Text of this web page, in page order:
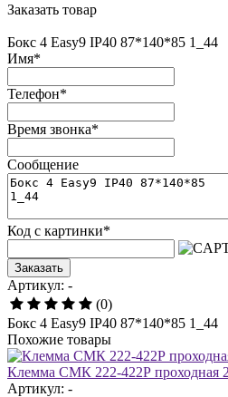
Заказать товар
Бокс 4 Easy9 IP40 87*140*85 1_44
Имя*
Телефон*
Время звонка*
Сообщение
Код с картинки*
Заказать
Артикул: -
(0)
Бокс 4 Easy9 IP40 87*140*85 1_44
Похожие товары
Клемма СМК 222-422Р проходная
Артикул: -